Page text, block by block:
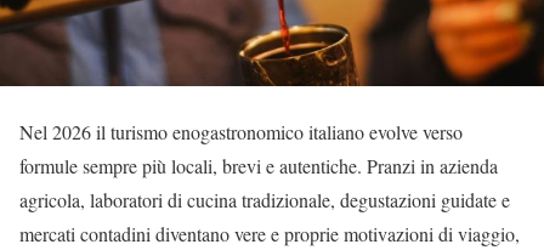
Nel 2026 il turismo enogastronomico italiano evolve verso
formule sempre più locali, brevi e autentiche. Pranzi in azienda
agricola, laboratori di cucina tradizionale, degustazioni guidate e
mercati contadini diventano vere e proprie motivazioni di viaggio,